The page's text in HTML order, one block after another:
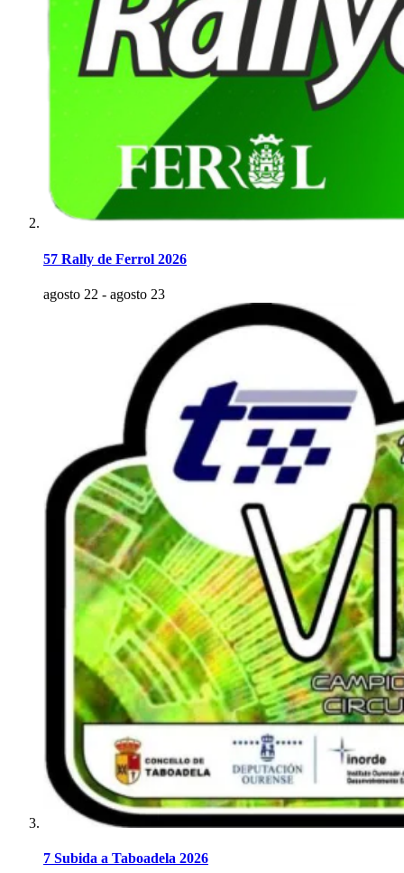
57 Rally de Ferrol 2026
agosto 22 - agosto 23
7 Subida a Taboadela 2026